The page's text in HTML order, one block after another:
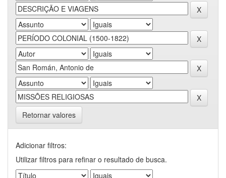
Retornar valores
Adicionar filtros:
Utilizar filtros para refinar o resultado de busca.